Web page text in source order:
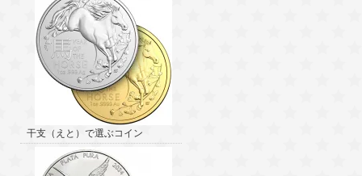
干支（えと）で選ぶコイン